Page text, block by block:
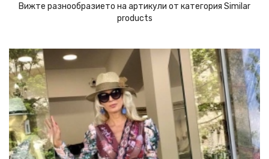
Вижте разнообразието на артикули от категория Similar
products